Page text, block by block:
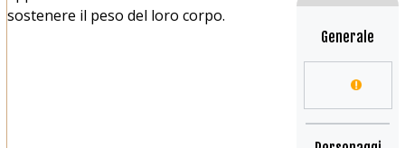
Generale
sostenere il peso del loro corpo.